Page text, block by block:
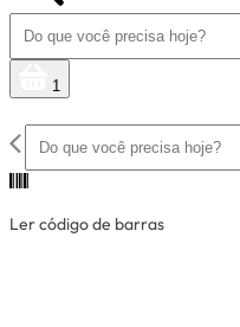
1
Ler código de barras